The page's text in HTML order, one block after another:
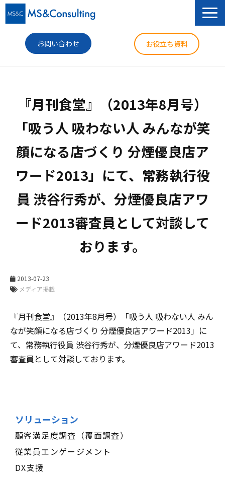
お問い合わせ お役立ち資料
セミナー
導入事例
コラム
ニュース
企業情報
『月刊食堂』（2013年8月号）
「吸う人 吸わない人 みんなが笑
顔になる店づくり 分煙優良店ア
ワード2013」にて、常務執行役
員 渋谷行秀が、分煙優良店アワ
ード2013審査員として対談して
おります。
2013-07-23
メディア掲載
『月刊食堂』（2013年8月号）「吸う人 吸わない人 みん
なが笑顔になる店づくり 分煙優良店アワード2013」に
て、常務執行役員 渋谷行秀が、分煙優良店アワード2013
審査員として対談しております。
ソリューション
顧客満足度調査（覆面調査）
従業員エンゲージメント
DX支援